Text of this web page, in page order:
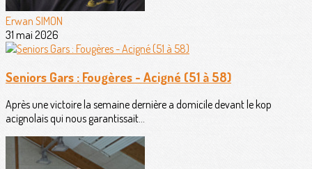
Erwan SIMON
31 mai 2026
Seniors Gars : Fougères - Acigné (51 à 58)
Après une victoire la semaine dernière a domicile devant le kop
acignolais qui nous garantissait...